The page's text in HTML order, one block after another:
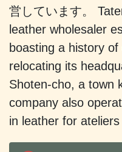
営しています。
leather wholesaler
boasting a history
relocating its
Shoten-cho, a town
company also
in leather for